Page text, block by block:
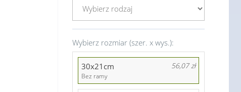
Wybierz rozmiar (szer. x wys.):
30x21cm 56,07 zł
Bez ramy